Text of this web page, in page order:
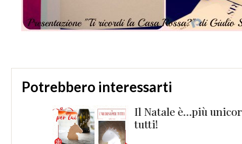
Potrebbero interessarti
Il Natale è…più unicorni per
tutti!